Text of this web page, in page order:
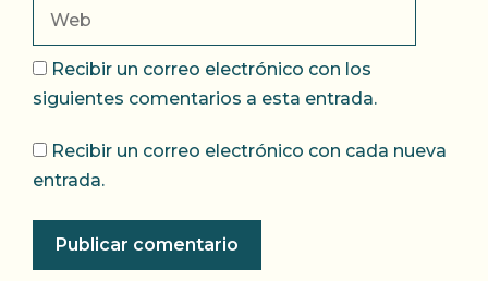
Recibir un correo electrónico con los
siguientes comentarios a esta entrada.
Recibir un correo electrónico con cada nueva
entrada.